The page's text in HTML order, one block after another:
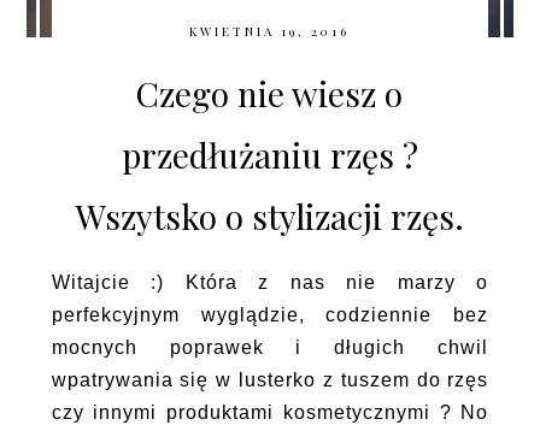
KWIETNIA 19, 2016
Czego nie wiesz o
przedłużaniu rzęs ?
Wszytsko o stylizacji rzęs.
Witajcie :) Która z nas nie marzy o
perfekcyjnym wyglądzie, codziennie bez
mocnych poprawek i długich chwil
wpatrywania się w lusterko z tuszem do rzęs
czy innymi produktami kosmetycznymi ? No